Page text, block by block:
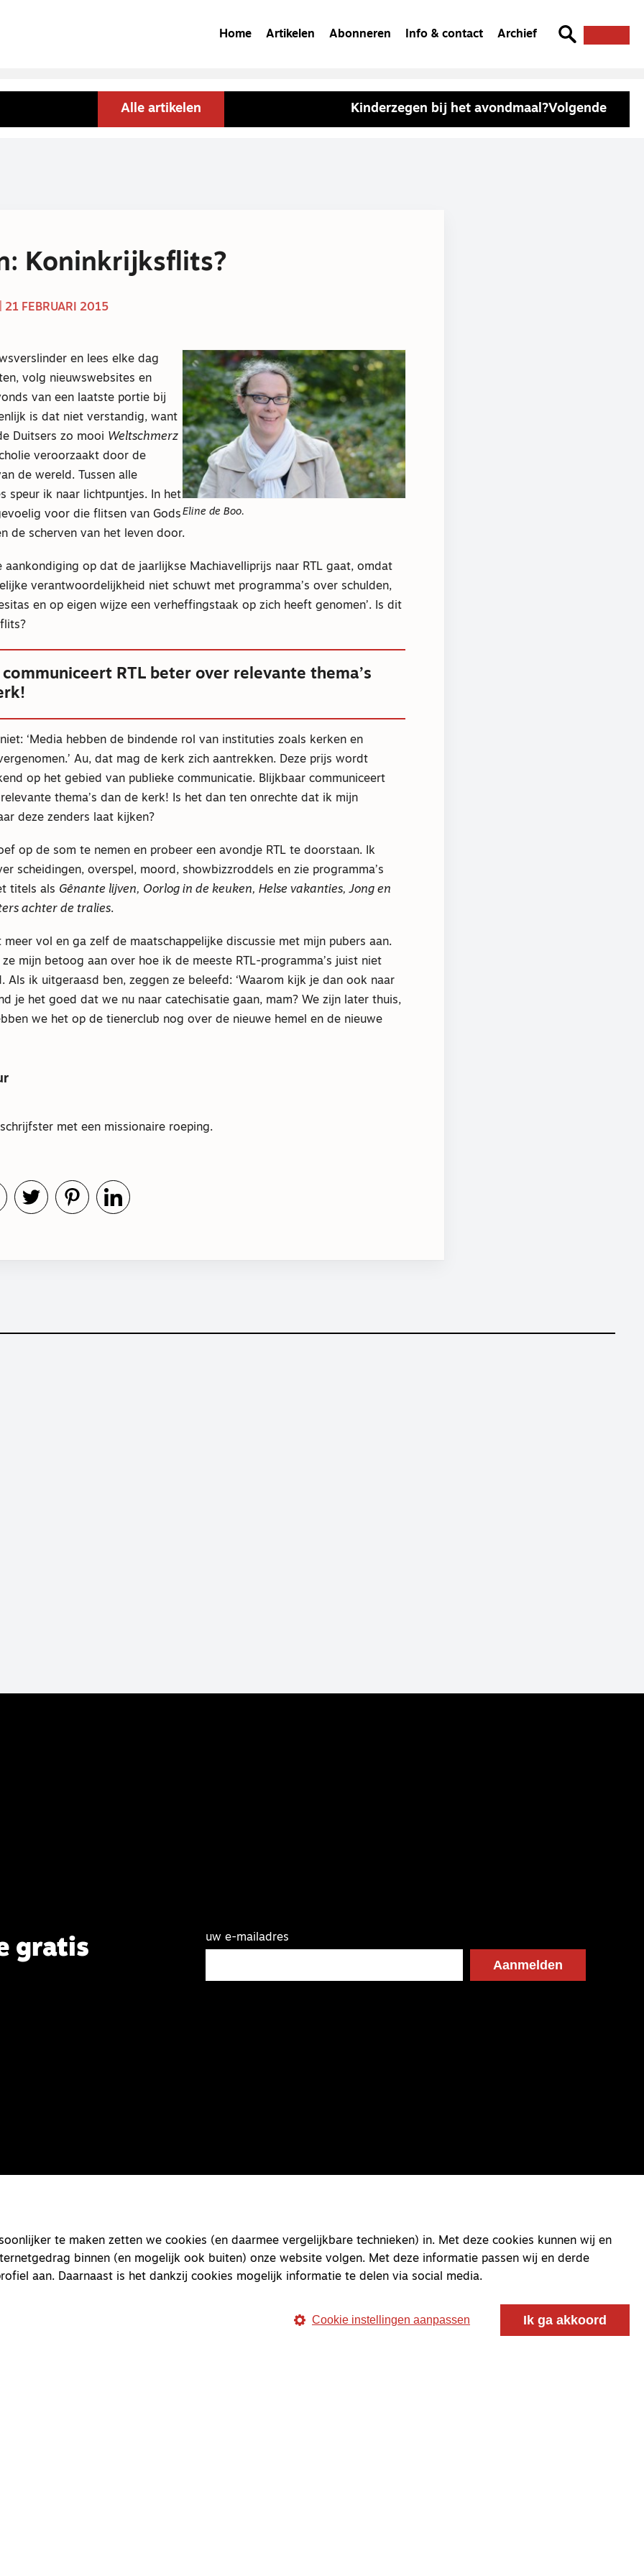
Home Artikelen Abonneren Info & contact Archief
Alle artikelen Kinderzegen bij het avondmaal?Volgende
Koninkrijksflits?
21 FEBRUARI 2015
Eline de Boo.
en lees elke dag
volg nieuwswebsites en
van een laatste portie bij
is dat niet verstandig, want
Duitsers zo mooi Weltschmerz
veroorzaakt door de
de wereld. Tussen alle
speur ik naar lichtpuntjes. In het
voor die flitsen van Gods
de scherven van het leven door.
aankondiging op dat de jaarlijkse Machiavelliprijs naar RTL gaat, omdat
verantwoordelijkheid niet schuwt met programma’s over schulden,
en op eigen wijze een verheffingstaak op zich heeft genomen’. Is dit
RTL beter over relevante thema’s
‘Media hebben de bindende rol van instituties zoals kerken en
Au, dat mag de kerk zich aantrekken. Deze prijs wordt
op het gebied van publieke communicatie. Blijkbaar communiceert
thema’s dan de kerk! Is het dan ten onrechte dat ik mijn
deze zenders laat kijken?
op de som te nemen en probeer een avondje RTL te doorstaan. Ik
scheidingen, overspel, moord, showbizzroddels en zie programma’s
titels als Gênante lijven, Oorlog in de keuken, Helse vakanties, Jong en
achter de tralies.
meer vol en ga zelf de maatschappelijke discussie met mijn pubers aan.
mijn betoog aan over hoe ik de meeste RTL-programma’s juist niet
Als ik uitgeraasd ben, zeggen ze beleefd: ‘Waarom kijk je dan ook naar
je het goed dat we nu naar catechisatie gaan, mam? We zijn later thuis,
we het op de tienerclub nog over de nieuwe hemel en de nieuwe
met een missionaire roeping.
gratis
uw e-mailadres
te maken zetten we cookies (en daarmee vergelijkbare technieken) in. Met deze cookies kunnen wij en
binnen (en mogelijk ook buiten) onze website volgen. Met deze informatie passen wij en derde
aan. Daarnaast is het dankzij cookies mogelijk informatie te delen via social media.
Cookie instellingen aanpassen Ik ga akkoord